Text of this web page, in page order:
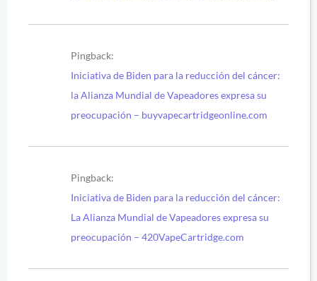
Pingback:
Iniciativa de Biden para la reducción del cáncer:
la Alianza Mundial de Vapeadores expresa su
preocupación – buyvapecartridgeonline.com
Pingback:
Iniciativa de Biden para la reducción del cáncer:
La Alianza Mundial de Vapeadores expresa su
preocupación – 420VapeCartridge.com